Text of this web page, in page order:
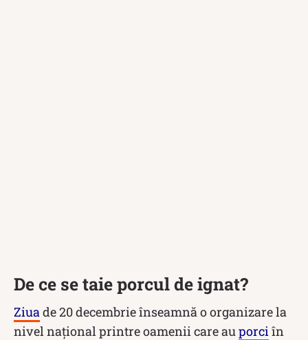
De ce se taie porcul de ignat?
Ziua de 20 decembrie înseamnă o organizare la
nivel național printre oamenii care au porci în